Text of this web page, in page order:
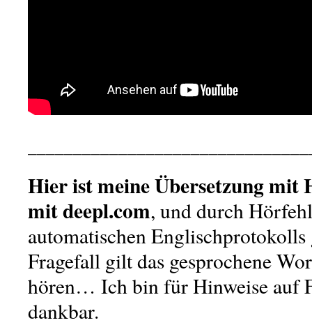
Hier ist meine Übersetzung mit
mit deepl.com, und durch
automatischen
Fragefall gilt das gesprochene
hören… Ich bin für Hinweise auf
dankbar.